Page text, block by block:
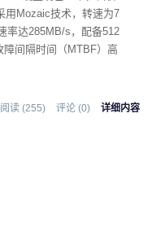
用Mozaic技术，转速为7
率达285MB/s，配备512
障间隔时间（MTBF）高
阅读 (255) 评论 (0) 详细内容